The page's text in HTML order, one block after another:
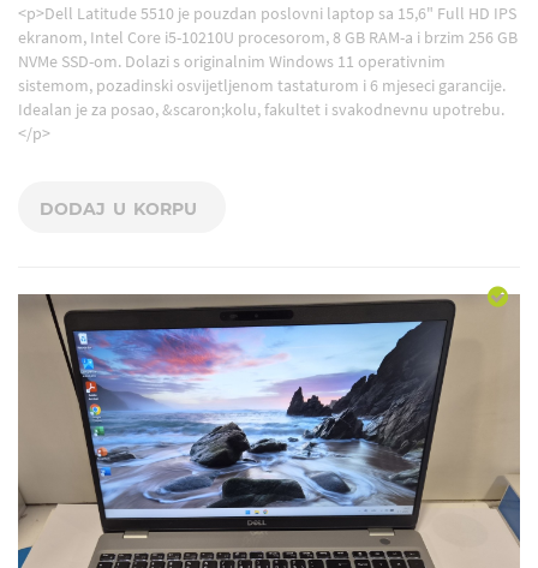
<p>Dell Latitude 5510 je pouzdan poslovni laptop sa 15,6" Full HD IPS
ekranom, Intel Core i5-10210U procesorom, 8 GB RAM-a i brzim 256 GB
NVMe SSD-om. Dolazi s originalnim Windows 11 operativnim
sistemom, pozadinski osvijetljenom tastaturom i 6 mjeseci garancije.
Idealan je za posao, &scaron;kolu, fakultet i svakodnevnu upotrebu.
</p>
DODAJ U KORPU